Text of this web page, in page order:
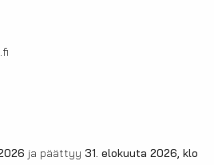
ja päättyy 31. elokuuta 2026, klo